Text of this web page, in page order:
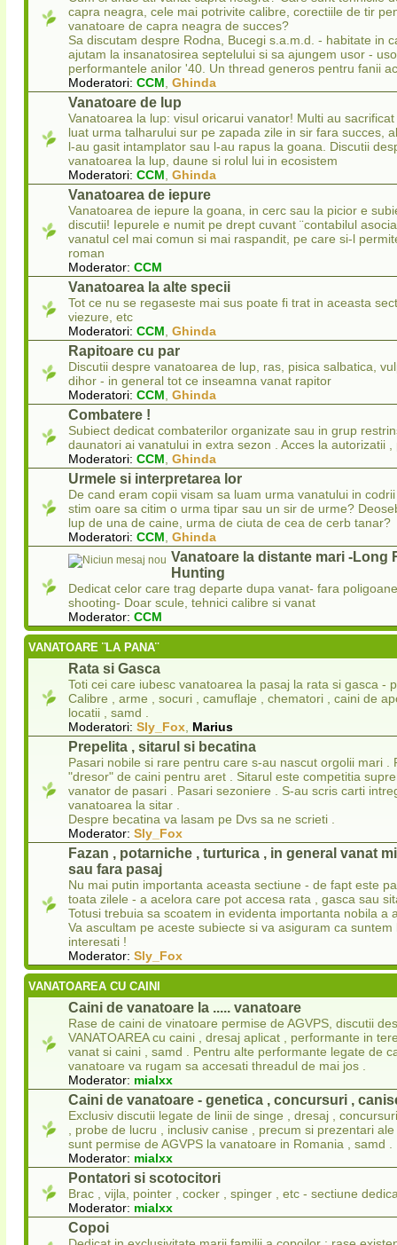
capra neagra, cele mai potrivite calibre, corectiile de tir
vanatoare de capra neagra de succes?
Sa discutam despre Rodna, Bucegi s.a.m.d. - habitate in
ajutam la insanatosirea septelului si sa ajungem usor -
performantele anilor '40. Un thread generos pentru fanii
Moderatori: CCM, Ghinda
Vanatoare de lup
Vanatoarea la lup: visul oricarui vanator! Multi au
luat urma talharului sur pe zapada zile in sir fara succes,
l-au gasit intamplator sau l-au rapus la goana. Discutii
vanatoarea la lup, daune si rolul lui in ecosistem
Moderatori: CCM, Ghinda
Vanatoarea de iepure
Vanatoarea de iepure la goana, in cerc sau la picior e
discutii! Iepurele e numit pe drept cuvant ¨contabilul
vanatul cel mai comun si mai raspandit, pe care si-l
roman
Moderator: CCM
Vanatoarea la alte specii
Tot ce nu se regaseste mai sus poate fi trat in aceasta
viezure, etc
Moderatori: CCM, Ghinda
Rapitoare cu par
Discutii despre vanatoarea de lup, ras, pisica salbatica,
dihor - in general tot ce inseamna vanat rapitor
Moderatori: CCM, Ghinda
Combatere !
Subiect dedicat combaterilor organizate sau in grup
daunatori ai vanatului in extra sezon . Acces la autorizatii
Moderatori: CCM, Ghinda
Urmele si interpretarea lor
De cand eram copii visam sa luam urma vanatului in
stim oare sa citim o urma tipar sau un sir de urme?
lup de una de caine, urma de ciuta de cea de cerb tanar?
Moderatori: CCM, Ghinda
Vanatoare la distante mari -Long
Hunting
Dedicat celor care trag departe dupa vanat- fara
shooting- Doar scule, tehnici calibre si vanat
Moderator: CCM
VANATOARE ¨LA PANA¨
Rata si Gasca
Toti cei care iubesc vanatoarea la pasaj la rata si gasca -
Calibre , arme , socuri , camuflaje , chematori , caini de
locatii , samd .
Moderatori: Sly_Fox, Marius
Prepelita , sitarul si becatina
Pasari nobile si rare pentru care s-au nascut orgolii mari .
"dresor" de caini pentru aret . Sitarul este competitia
vanator de pasari . Pasari sezoniere . S-au scris carti
vanatoarea la sitar .
Despre becatina va lasam pe Dvs sa ne scrieti .
Moderator: Sly_Fox
Fazan , potarniche , turturica , in general vanat
sau fara pasaj
Nu mai putin importanta aceasta sectiune - de fapt este
toata zilele - a acelora care pot accesa rata , gasca sau
Totusi trebuia sa scoatem in evidenta importanta nobila a
Va ascultam pe aceste subiecte si va asiguram ca suntem
interesati !
Moderator: Sly_Fox
VANATOAREA CU CAINI
Caini de vanatoare la ..... vanatoare
Rase de caini de vinatoare permise de AGVPS, discutii
VANATOAREA cu caini , dresaj aplicat , performante in
vanat si caini , samd . Pentru alte performante legate de
vanatoare va rugam sa accesati threadul de mai jos .
Moderator: mialxx
Caini de vanatoare - genetica , concursuri ,
Exclusiv discutii legate de linii de singe , dresaj ,
, probe de lucru , inclusiv canise , precum si prezentari
sunt permise de AGVPS la vanatoare in Romania , samd .
Moderator: mialxx
Pontatori si scotocitori
Brac , vijla, pointer , cocker , spinger , etc - sectiune
Moderator: mialxx
Copoi